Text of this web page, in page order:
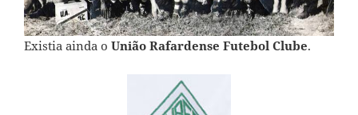
Existia ainda o União Rafardense Futebol Clube.